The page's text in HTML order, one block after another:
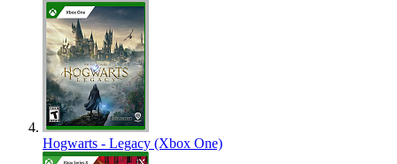
Hogwarts - Legacy (Xbox One)